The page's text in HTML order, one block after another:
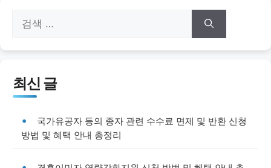
색:
최신 글
국가유공자 등의 종자 관련 수수료 면제 및 반환 신청
방법 및 혜택 안내 총정리